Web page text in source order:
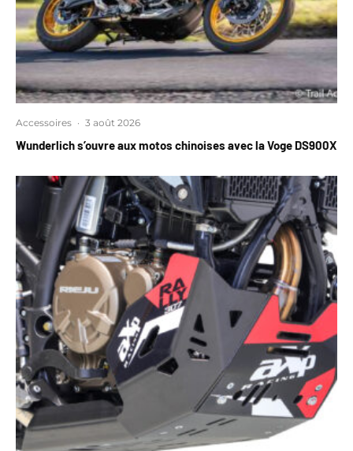
Accessoires · 3 août 2026
Wunderlich s’ouvre aux motos chinoises avec la Voge DS900X